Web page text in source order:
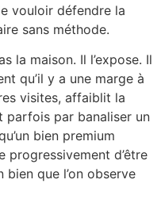
vouloir défendre la
sans méthode.
la maison. Il l’expose. Il
qu’il y a une marge à
visites, affaiblit la
parfois par banaliser un
bien premium
progressivement d’être
que l’on observe